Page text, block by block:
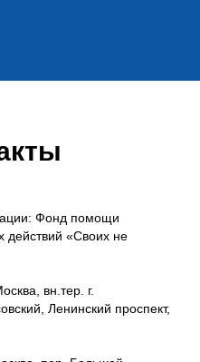
Фонд помощи
действий «Своих не
вн.тер. г.
Ленинский проспект,